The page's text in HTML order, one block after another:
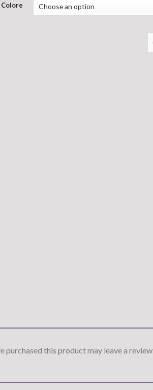
Colore
purchased this product may leave a review.